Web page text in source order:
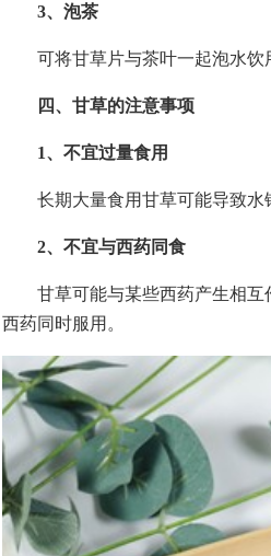
3、泡茶
可将甘草片与茶叶一起泡水饮
四、甘草的注意事项
1、不宜过量食用
长期大量食用甘草可能导致水
2、不宜与西药同食
甘草可能与某些西药产生相
西药同时服用。